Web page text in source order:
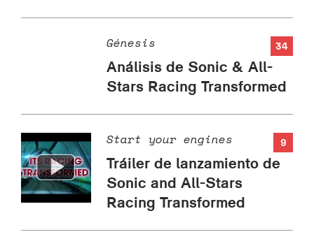
34
Génesis
Análisis de Sonic & All-
Stars Racing Transformed
9
Start your engines
Tráiler de lanzamiento de
Sonic and All-Stars
Racing Transformed